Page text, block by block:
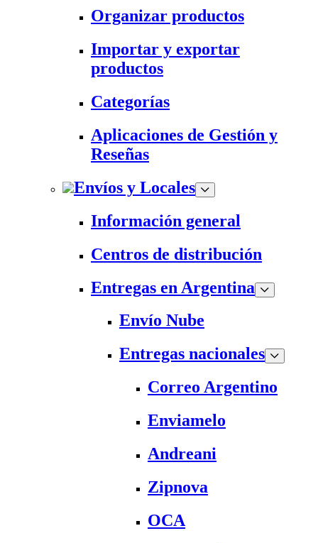
Organizar productos
Importar y exportar
productos
Categorías
Aplicaciones de Gestión y
Reseñas
Envíos y Locales
Información general
Centros de distribución
Entregas en Argentina
Envío Nube
Entregas nacionales
Correo Argentino
Enviamelo
Andreani
Zipnova
OCA